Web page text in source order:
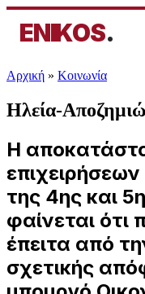
ENIKOS.
Αρχική » Κοινωνία
Ηλεία-
Η
της 4ης και
φαίνεται ότι
έπειτα από
σχετικής